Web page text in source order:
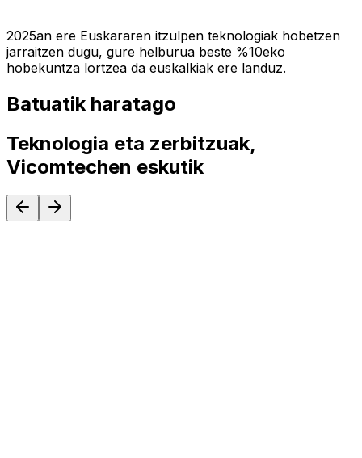
2025an ere Euskararen itzulpen teknologiak hobetzen
jarraitzen dugu, gure helburua beste %10eko
hobekuntza lortzea da euskalkiak ere landuz.
Batuatik haratago
Teknologia eta zerbitzuak,
Vicomtechen eskutik